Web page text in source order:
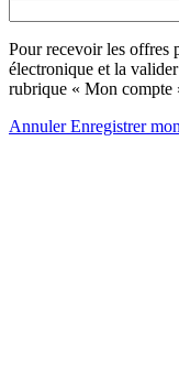
Pour recevoir les offres
électronique et la
rubrique « Mon compte
AnnulerEnregistrer